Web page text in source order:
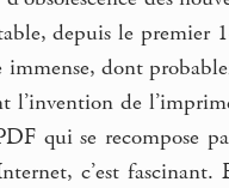
depuis le
dont
de
qui se recompose
c’est